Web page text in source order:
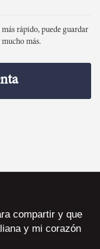
rápido, puede guardar
más.
compartir y que
y mi corazón